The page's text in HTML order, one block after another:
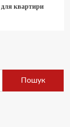
квартири
Пошук